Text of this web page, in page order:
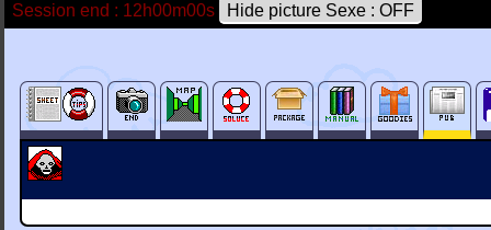
Session end : 12h00m00s
Hide picture Sexe : OFF